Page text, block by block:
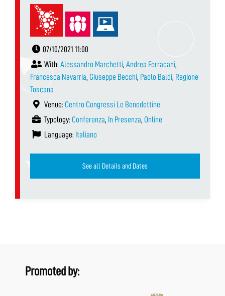
07/10/2021 11:00
With: Alessandro Marchetti, Andrea Ferracani,
Francesca Navarria, Giuseppe Becchi, Paolo Baldi, Regione
Toscana
Venue: Centro Congressi Le Benedettine
Typology: Conferenza, In Presenza, Online
Language: Italiano
See all Details and Dates
Promoted by: